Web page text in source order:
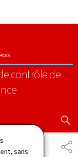
sans
contrôle de